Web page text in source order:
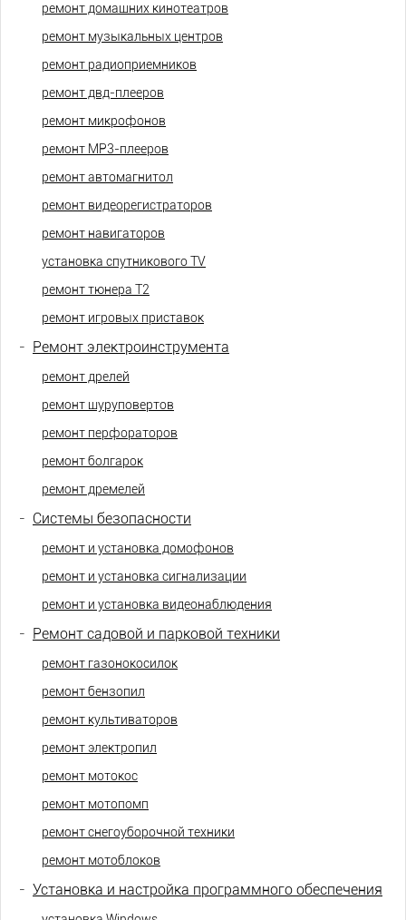
ремонт домашних кинотеатров
ремонт музыкальных центров
ремонт радиоприемников
ремонт двд-плееров
ремонт микрофонов
ремонт МР3-плееров
ремонт автомагнитол
ремонт видеорегистраторов
ремонт навигаторов
установка спутникового TV
ремонт тюнера Т2
ремонт игровых приставок
- Ремонт электроинструмента
ремонт дрелей
ремонт шуруповертов
ремонт перфораторов
ремонт болгарок
ремонт дремелей
- Системы безопасности
ремонт и установка домофонов
ремонт и установка сигнализации
ремонт и установка видеонаблюдения
- Ремонт садовой и парковой техники
ремонт газонокосилок
ремонт бензопил
ремонт культиваторов
ремонт электропил
ремонт мотокос
ремонт мотопомп
ремонт снегоуборочной техники
ремонт мотоблоков
- Установка и настройка программного обеспечения